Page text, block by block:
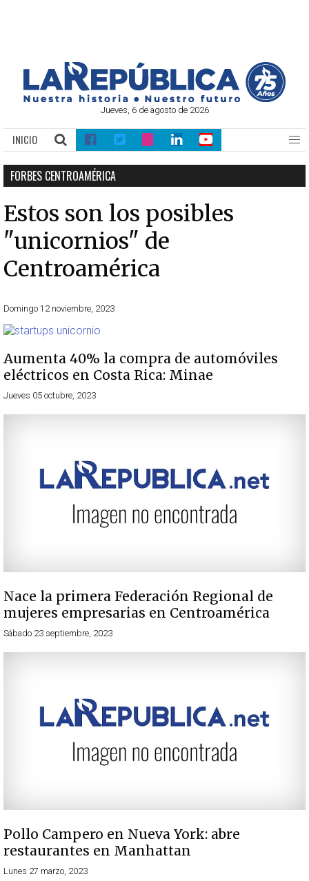
Jueves, 6 de agosto de 2026
INICIO
FORBES CENTROAMÉRICA
Estos son los posibles
"unicornios" de
Centroamérica
Domingo 12 noviembre, 2023
Aumenta 40% la compra de automóviles
eléctricos en Costa Rica: Minae
Jueves 05 octubre, 2023
Nace la primera Federación Regional de
mujeres empresarias en Centroamérica
Sábado 23 septiembre, 2023
Pollo Campero en Nueva York: abre
restaurantes en Manhattan
Lunes 27 marzo, 2023